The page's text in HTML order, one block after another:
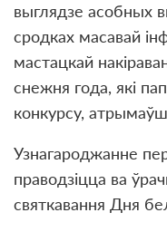
выглядзе асобных
сродках масавай
мастацкай
снежня года, якi
конкурсу,
Узнагароджанне
праводзiцца ва
святкавання Дня